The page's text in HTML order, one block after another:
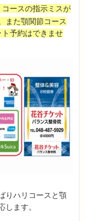
ースの指示ミスが
また顎関節コース
予約はできませ
りハリコースと顎
します。